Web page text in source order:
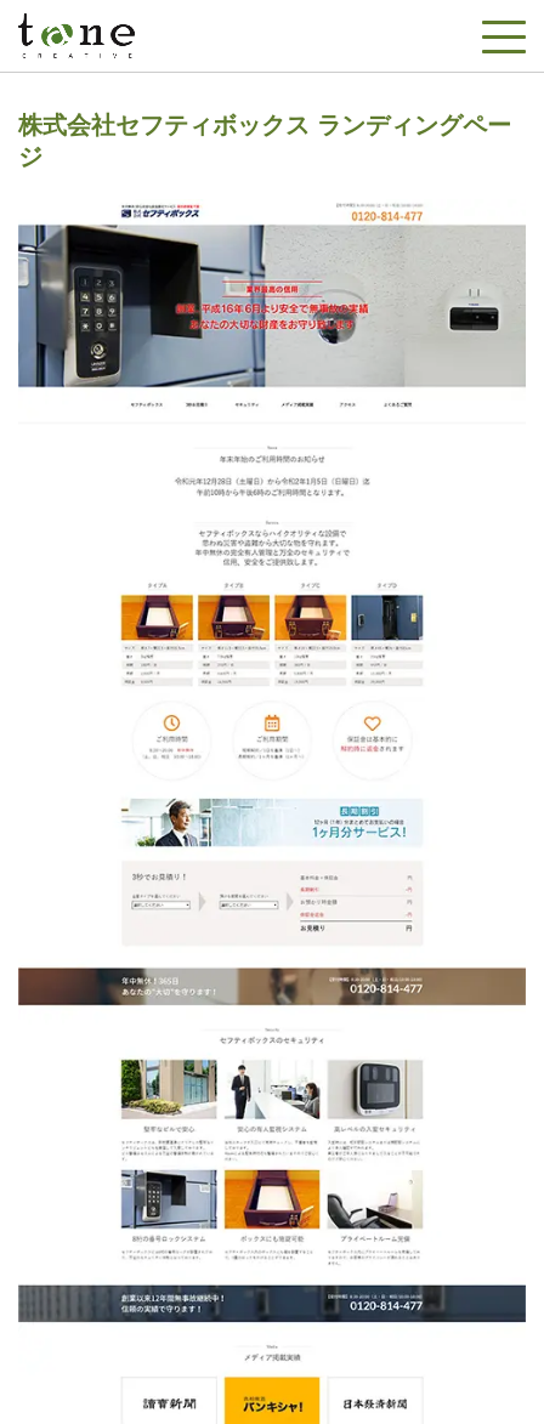
株式会社セフティボックス ランディングペー
ジ